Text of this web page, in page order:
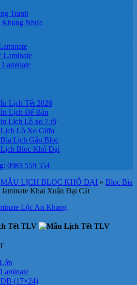
Tranh
Nhựa
Lịch Tết 2026
Lịch Để Bàn
Lịch Lò xo 7 tờ
Lò Xo Giữa
Lịch Gắn Bloc
Bloc Khổ Đại
0983 559 554
MẪU LỊCH BLOC KHỔ ĐẠI » Bloc Bìa
laminate Khai Xuân Đại Cát
(17×24)